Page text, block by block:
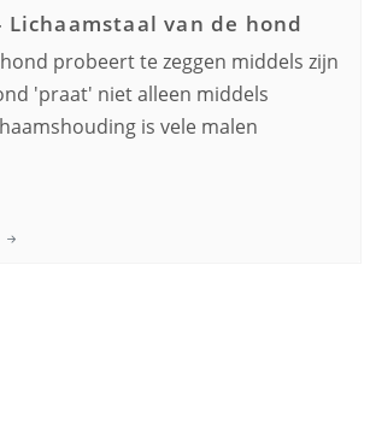
Lichaamstaal van de hond
probeert te zeggen middels zijn
'praat' niet alleen middels
is vele malen